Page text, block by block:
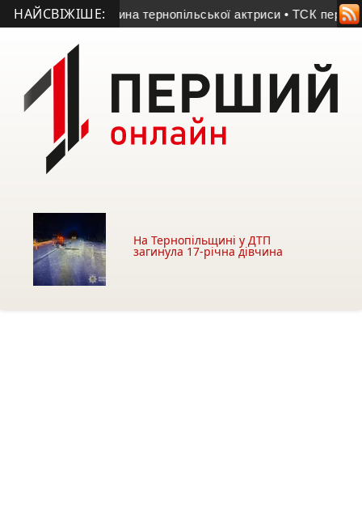
НАЙСВІЖІШЕ:
забрала життя сина тернопільської актриси • ТСК
На Тернопільщині у ДТП
загинула 17-річна дівчина